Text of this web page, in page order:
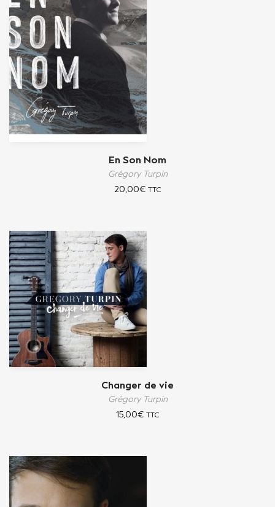
En Son Nom
Grégory Turpin
20,00€ TTC
Changer de vie
Grégory Turpin
15,00€ TTC